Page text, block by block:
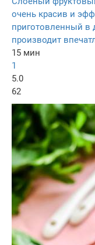
очень красив и
приготовленный в
производит
15 мин
1
5.0
62